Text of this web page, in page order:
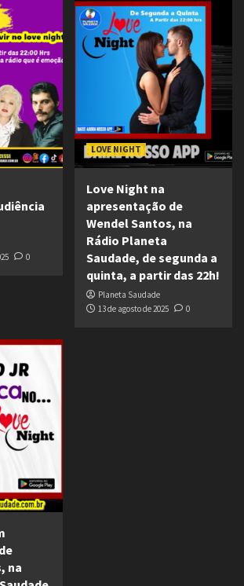
0
LOVE NIGHT
Love Night na
apresentação de
Wendel Santos, na
Rádio Planeta
Saudade, de segunda a
quinta, a partir das 22h!
Planeta Saudade
13 de agosto de 2025
0
na